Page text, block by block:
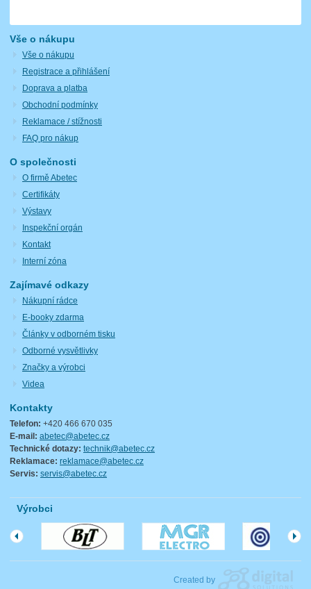
Vše o nákupu
Vše o nákupu
Registrace a přihlášení
Doprava a platba
Obchodní podmínky
Reklamace / stížnosti
FAQ pro nákup
O společnosti
O firmě Abetec
Certifikáty
Výstavy
Inspekční orgán
Kontakt
Interní zóna
Zajímavé odkazy
Nákupní rádce
E-booky zdarma
Články v odborném tisku
Odborné vysvětlivky
Značky a výrobci
Videa
Kontakty
Telefon: +420 466 670 035
E-mail: abetec@abetec.cz
Technické dotazy: technik@abetec.cz
Reklamace: reklamace@abetec.cz
Servis: servis@abetec.cz
Výrobci
Created by